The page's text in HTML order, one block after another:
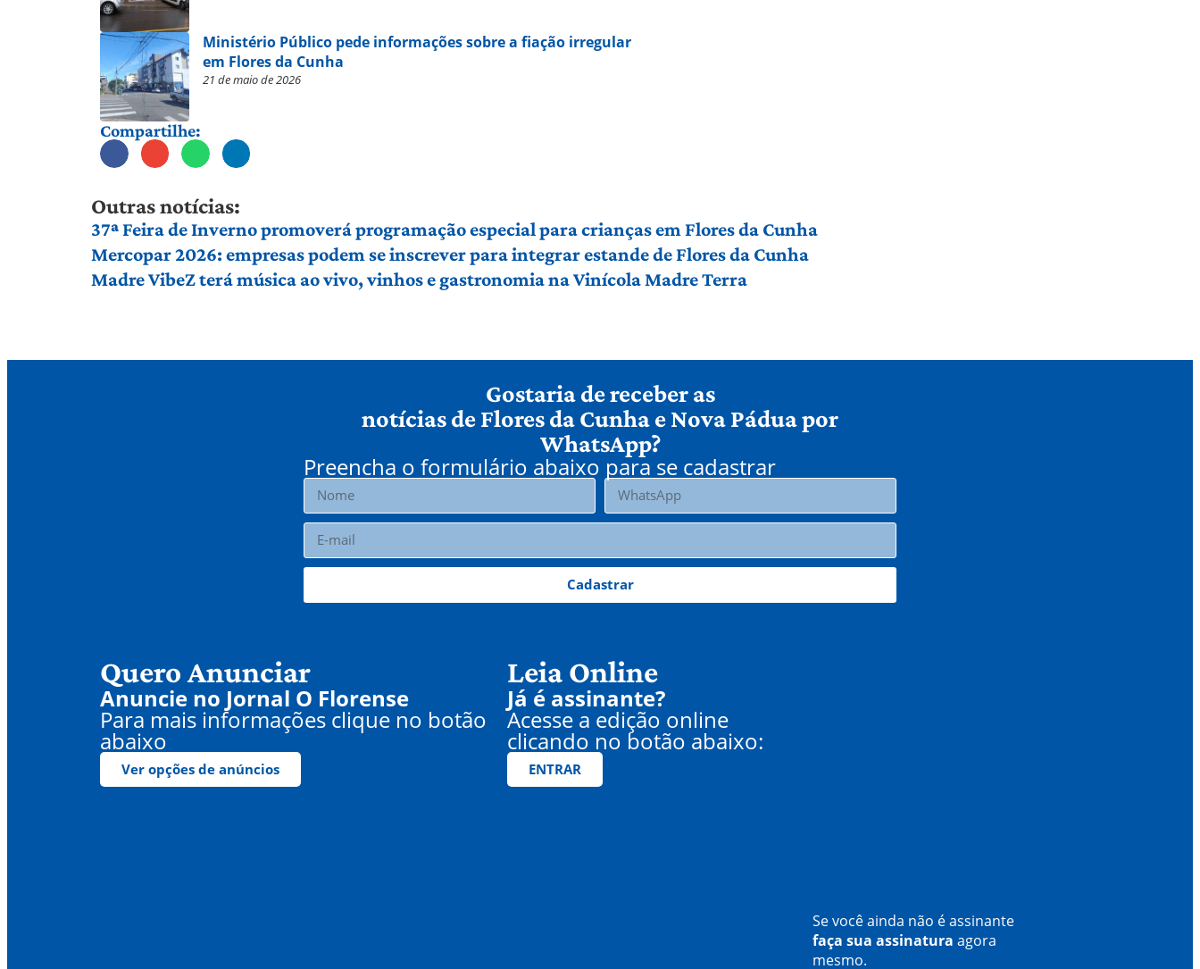
Ministério Público pede informações sobre a fiação irregular
em Flores da Cunha
21 de maio de 2026
Compartilhe:
Outras notícias:
37ª Feira de Inverno promoverá programação especial para crianças em Flores da Cunha
Mercopar 2026: empresas podem se inscrever para integrar estande de Flores da Cunha
Madre VibeZ terá música ao vivo, vinhos e gastronomia na Vinícola Madre Terra
Gostaria de receber as
notícias de Flores da Cunha e Nova Pádua por
WhatsApp?
Preencha o formulário abaixo para se cadastrar
Cadastrar
Quero Anunciar
Anuncie no Jornal O Florense
Para mais informações clique no botão
abaixo
Ver opções de anúncios
Leia Online
Já é assinante?
Acesse a edição online
clicando no botão abaixo:
ENTRAR
Se você ainda não é assinante
faça sua assinatura agora
mesmo.